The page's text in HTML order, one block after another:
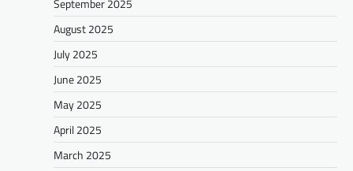
September 2025
August 2025
July 2025
June 2025
May 2025
April 2025
March 2025